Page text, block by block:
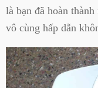
là bạn đã hoàn
vô cùng hấp dẫn